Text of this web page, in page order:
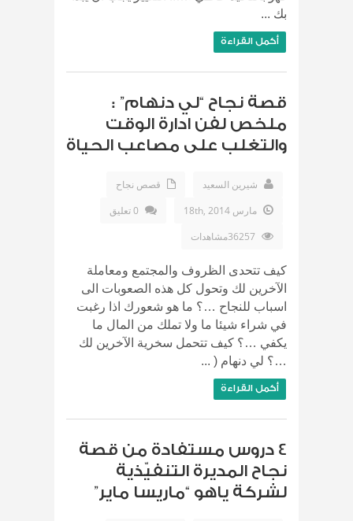
بك ...
أكمل القراءة
قصة نجاح “لي دنهام” :
ملخص لفن ادارة الوقت
والتغلب على مصاعب الحياة
شيرين السعيد
قصص نجاح
مارس 18th, 2014
0 تعليق
كيف تتحدى الظروف والمجتمع ومعاملة
الآخرين لك وتحول كل هذه الصعوبات الى
اسباب للنجاح …؟ ما هو شعورك اذا رغبت
في شراء شيئا ما ولا تملك من المال ما
يكفي …؟ كيف تتحمل سخرية الآخرين لك
…؟ لي دنهام ( ...
أكمل القراءة
4 دروس مستفادة من قصة
نجاح المديرة التنفيّذية
لشركة ياهو “ماريسا ماير”